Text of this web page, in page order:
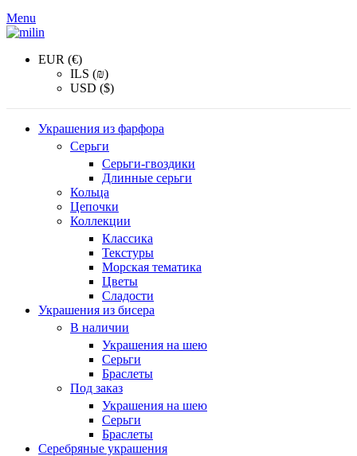
Menu
EUR (€)
ILS (₪)
USD ($)
Украшения из фарфора
Серьги
Серьги-гвоздики
Длинные серьги
Кольца
Цепочки
Коллекции
Классика
Текстуры
Морская тематика
Цветы
Сладости
Украшения из бисера
В наличии
Украшения на шею
Серьги
Браслеты
Под заказ
Украшения на шею
Серьги
Браслеты
Серебряные украшения